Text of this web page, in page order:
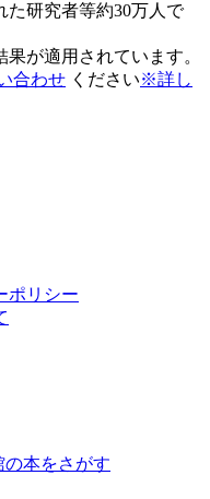
た研究者等約30万人で
が適用されています。
合わせ ください※詳し
ポリシー
の本をさがす